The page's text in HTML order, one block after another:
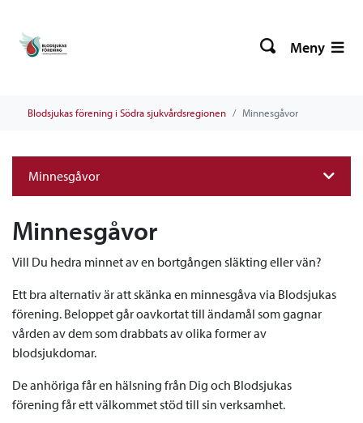
Meny
Blodsjukas förening i Södra sjukvårdsregionen Minnesgåvor
Minnesgåvor
Minnesgåvor
Vill Du hedra minnet av en bortgången släkting eller vän?
Ett bra alternativ är att skänka en minnesgåva via Blodsjukas
förening. Beloppet går oavkortat till ändamål som gagnar
vården av dem som drabbats av olika former av
blodsjukdomar.
De anhöriga får en hälsning från Dig och Blodsjukas
förening får ett välkommet stöd till sin verksamhet.